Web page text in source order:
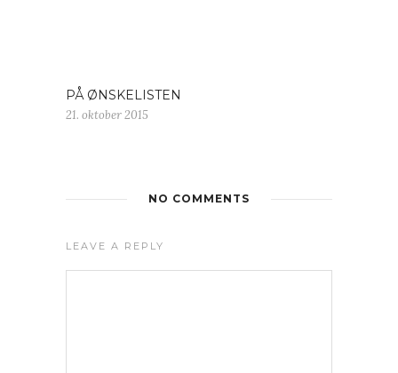
PÅ ØNSKELISTEN
21. oktober 2015
NO COMMENTS
LEAVE A REPLY